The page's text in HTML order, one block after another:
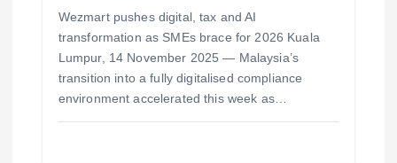
Wezmart pushes digital, tax and AI
transformation as SMEs brace for 2026 Kuala
Lumpur, 14 November 2025 — Malaysia’s
transition into a fully digitalised compliance
environment accelerated this week as…